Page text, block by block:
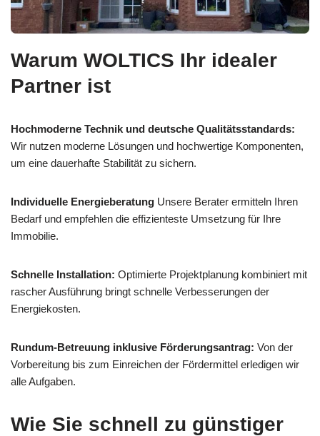
Warum WOLTICS Ihr idealer
Partner ist
Hochmoderne Technik und deutsche Qualitätsstandards:
Wir nutzen moderne Lösungen und hochwertige Komponenten,
um eine dauerhafte Stabilität zu sichern.
Individuelle Energieberatung Unsere Berater ermitteln Ihren
Bedarf und empfehlen die effizienteste Umsetzung für Ihre
Immobilie.
Schnelle Installation: Optimierte Projektplanung kombiniert mit
rascher Ausführung bringt schnelle Verbesserungen der
Energiekosten.
Rundum-Betreuung inklusive Förderungsantrag: Von der
Vorbereitung bis zum Einreichen der Fördermittel erledigen wir
alle Aufgaben.
Wie Sie schnell zu günstiger